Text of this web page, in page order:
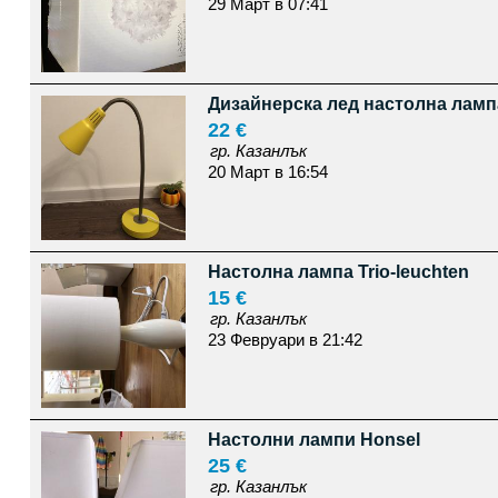
29 Март в 07:41
Дизайнерска лед настолна
22 €
гр. Казанлък
20 Март в 16:54
Настолна лампа Trio-leuchten
15 €
гр. Казанлък
23 Февруари в 21:42
Настолни лампи Honsel
25 €
гр. Казанлък